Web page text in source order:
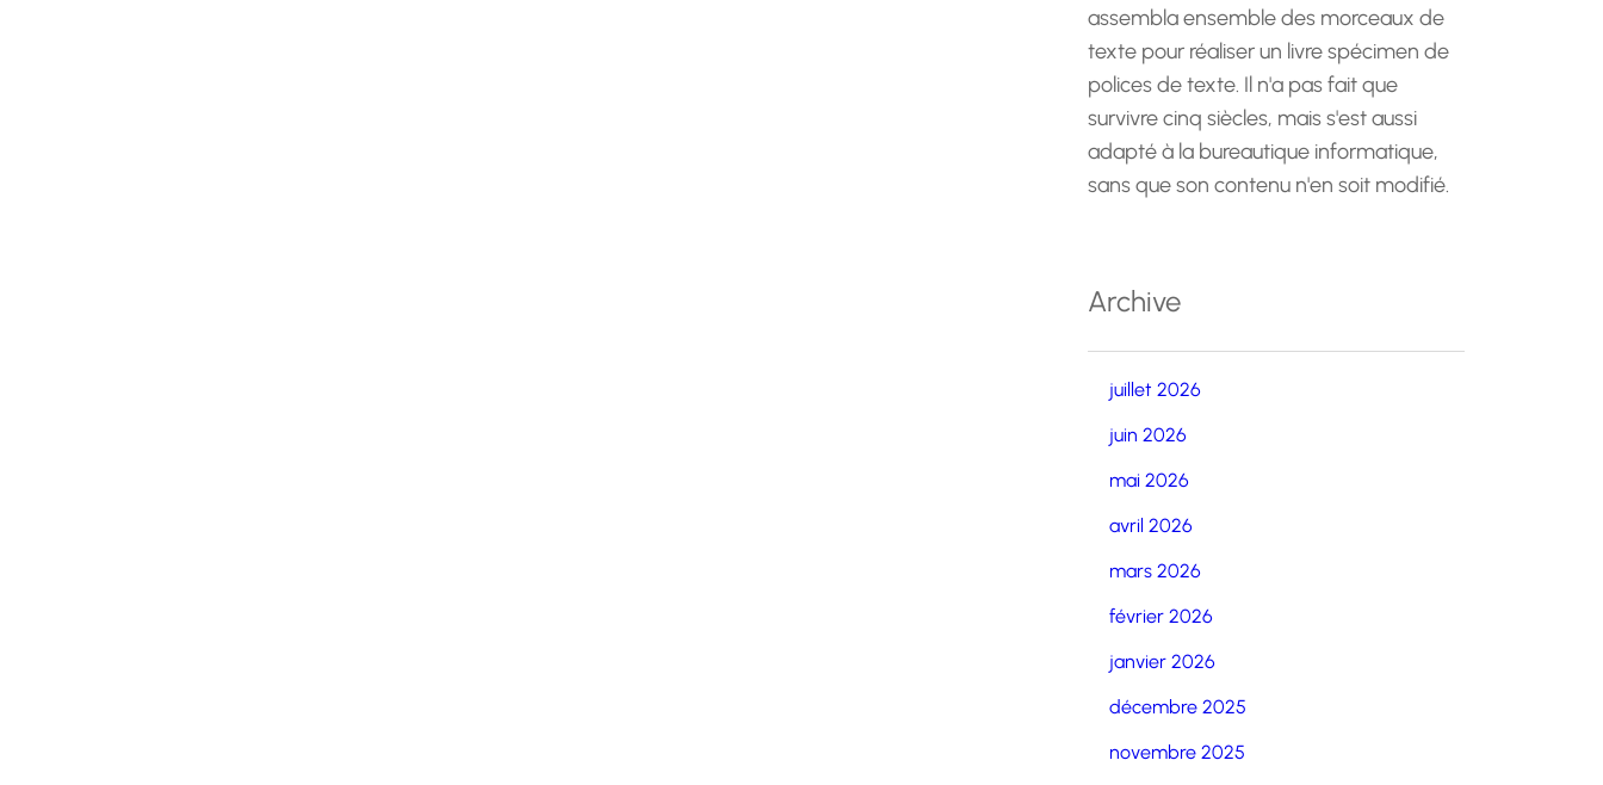
assembla ensemble des morceaux de
texte pour réaliser un livre spécimen de
polices de texte. Il n'a pas fait que
survivre cinq siècles, mais s'est aussi
adapté à la bureautique informatique,
sans que son contenu n'en soit modifié.
Archive
juillet 2026
juin 2026
mai 2026
avril 2026
mars 2026
février 2026
janvier 2026
décembre 2025
novembre 2025